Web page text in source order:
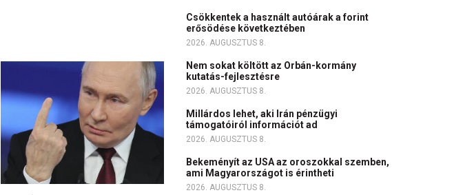
Csökkentek a használt autóárak a forint
erősödése következtében
2026. AUGUSZTUS 8.
Nem sokat költött az Orbán-kormány
kutatás-fejlesztésre
2026. AUGUSZTUS 8.
Millárdos lehet, aki Irán pénzügyi
támogatóiról információt ad
2026. AUGUSZTUS 8.
Bekeményít az USA az oroszokkal szemben,
ami Magyarországot is érintheti
2026. AUGUSZTUS 8.